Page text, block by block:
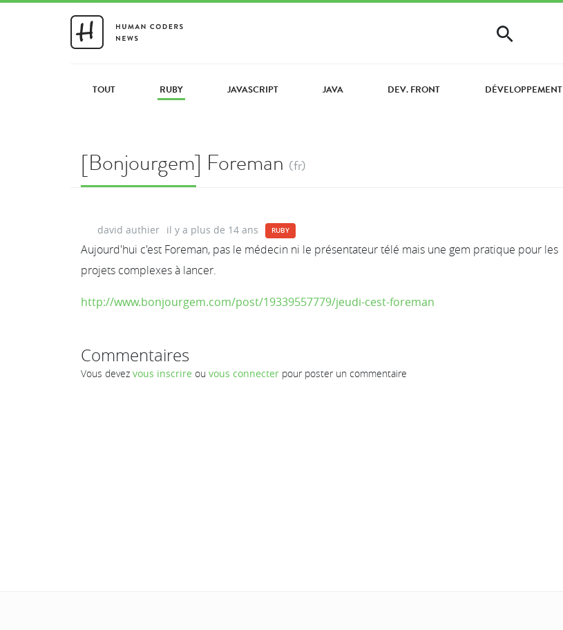
TOUT RUBY JAVASCRIPT JAVA DEV. FRONT DÉVELOPPEMENT
[Bonjourgem] Foreman (fr)
david authier il y a plus de 14 ans RUBY
Aujourd'hui c'est Foreman, pas le médecin ni le présentateur télé mais une gem pratique pour les
projets complexes à lancer.
http://www.bonjourgem.com/post/19339557779/jeudi-cest-foreman
Commentaires
Vous devez vous inscrire ou vous connecter pour poster un commentaire